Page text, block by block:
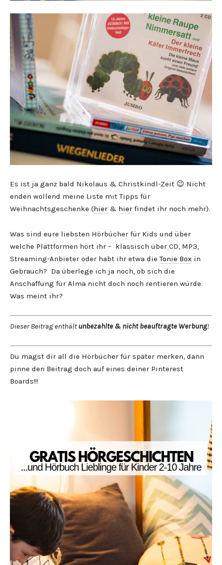
Es ist ja ganz bald Nikolaus & Christkindl-Zeit 😉 Nicht
enden wollend meine Liste mit Tipps für
Weihnachtsgeschenke (hier & hier findet ihr noch mehr).
Was sind eure liebsten Hörbücher für Kids und über
welche Plattformen hört ihr – klassisch über CD, MP3,
Streaming-Anbieter oder habt ihr etwa dieTonie Box in
Gebrauch? Da überlege ich ja noch, ob sich die
Anschaffung für Alma nicht doch noch rentieren würde.
Was meint ihr?
Dieser Beitrag enthältunbezahlte & nicht beauftragte Werbung!
Du magst dir all die Hörbücher für später merken, dann
pinne den Beitrag doch auf eines deiner Pinterest
Boards!!!